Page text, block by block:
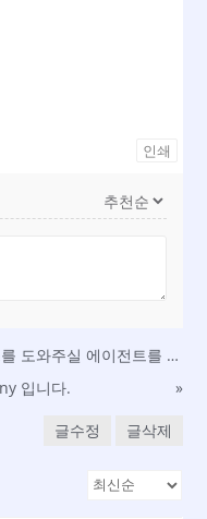
인쇄
사바나 지역에서 유료로 정착서비스를 도와주실 에이전트를 구합니다.
입니다.
»
글수정 글삭제